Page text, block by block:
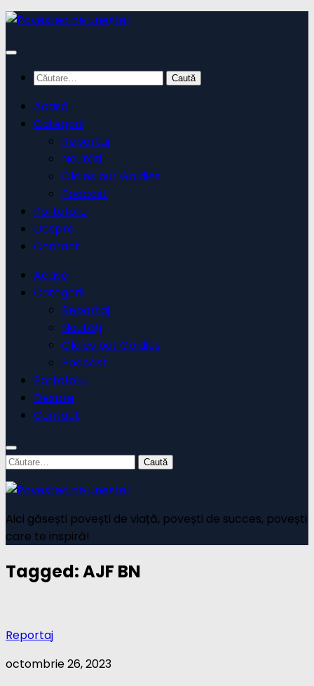
Skip
content
Caută
Acasă
Categorii
Reportaj
Noutăți
Oldies but Goldies
Podcast
Portofoliu
Despre
Contact
Acasă
Categorii
Reportaj
Noutăți
Oldies but Goldies
Podcast
Portofoliu
Despre
Contact
Caută
după:
Aici găsești povești de viață, povești de succes, povești
care te inspiră!
Tagged:AJF BN
Reportaj
octombrie 26, 2023